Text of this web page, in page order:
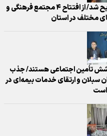
برنامه‌های هفته بزرگداشت اردبیل تشریح شد/ از افتتاح ۴ مجتمع فرهنگی و
مختلف در استان
تحت پوشش تأمین اجتماعی هستند/ جذب
سبلان و ارتقای خدمات بیمه‌ای در
است